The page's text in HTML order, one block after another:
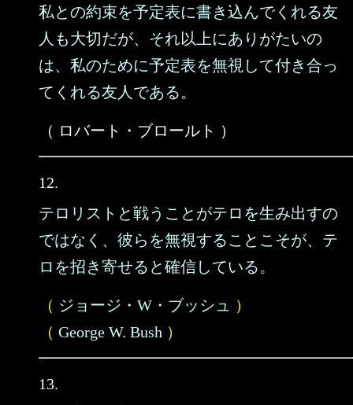
私との約束を予定表に書き込んでくれる友
人も大切だが、それ以上にありがたいの
は、私のために予定表を無視して付き合っ
てくれる友人である。
（ ロバート・ブロールト ）
12.
テロリストと戦うことがテロを生み出すの
ではなく、彼らを無視することこそが、テ
ロを招き寄せると確信している。
（ ジョージ・W・ブッシュ
）
（ George W. Bush ）
13.